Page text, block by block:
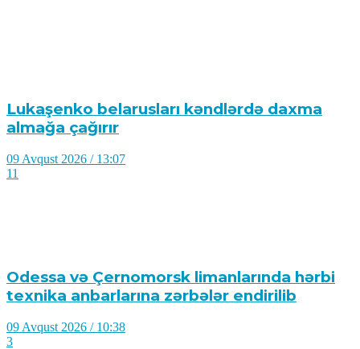
Lukaşenko belarusları kəndlərdə daxma
almağa çağırır
09 Avqust 2026 / 13:07
11
Odessa və Çernomorsk limanlarında hərbi
texnika anbarlarına zərbələr endirilib
09 Avqust 2026 / 10:38
3